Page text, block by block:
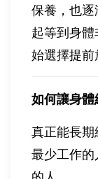
保養，也
起等到身
始選擇提前
如何讓身體
真正能長
最少工作